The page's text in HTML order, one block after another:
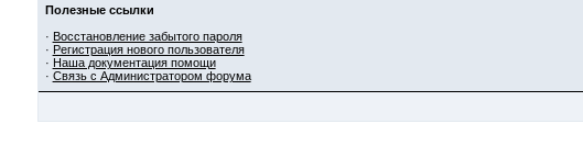
Полезные ссылки
· Восстановление забытого пароля
· Регистрация нового пользователя
· Наша документация помощи
· Связь с Администратором форума